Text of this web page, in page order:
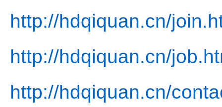
http://hdqiquan.cn/
http://hdqiquan.cn/
http://hdqiquan.cn/